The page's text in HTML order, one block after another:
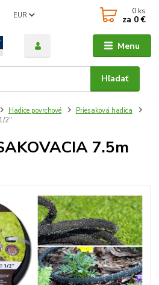
Menu
EUR
Hľadať
0 ks
za 0 €
Hadice povrchové
Priesaková hadica
2"
7.5m